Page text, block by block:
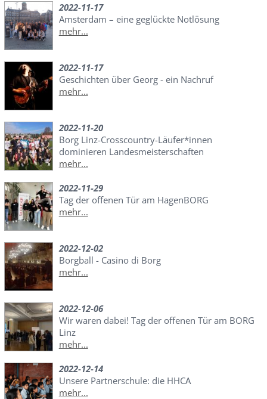
2022-11-17
Amsterdam – eine geglückte Notlösung
mehr...
2022-11-17
Geschichten über Georg - ein Nachruf
mehr...
2022-11-20
Borg Linz-Crosscountry-Läufer*innen
dominieren Landesmeisterschaften
mehr...
2022-11-29
Tag der offenen Tür am HagenBORG
mehr...
2022-12-02
Borgball - Casino di Borg
mehr...
2022-12-06
Wir waren dabei! Tag der offenen Tür am BORG
Linz
mehr...
2022-12-14
Unsere Partnerschule: die HHCA
mehr...